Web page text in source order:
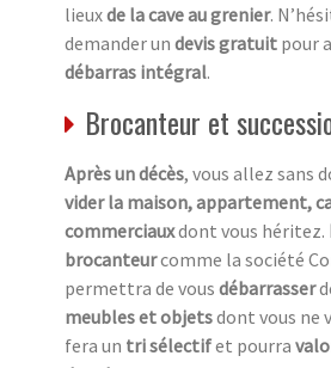
lieuxde la cave au grenier.
demander un devis gratuit pour
débarras intégral.
Brocanteur et
Après un décès, vous allez sans
vider la maison, appartement,
commerciauxdont vous héritez.
brocanteurcomme la société
permettra de vous débarrasser
meubles et objetsdont vous ne
fera un tri sélectifet pourra